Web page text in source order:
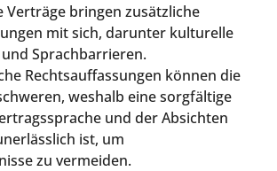
Verträge bringen zusätzliche
mit sich, darunter kulturelle
Sprachbarrieren.
Rechtsauffassungen können die
weshalb eine sorgfältige
und der Absichten
ist, um
zu vermeiden.